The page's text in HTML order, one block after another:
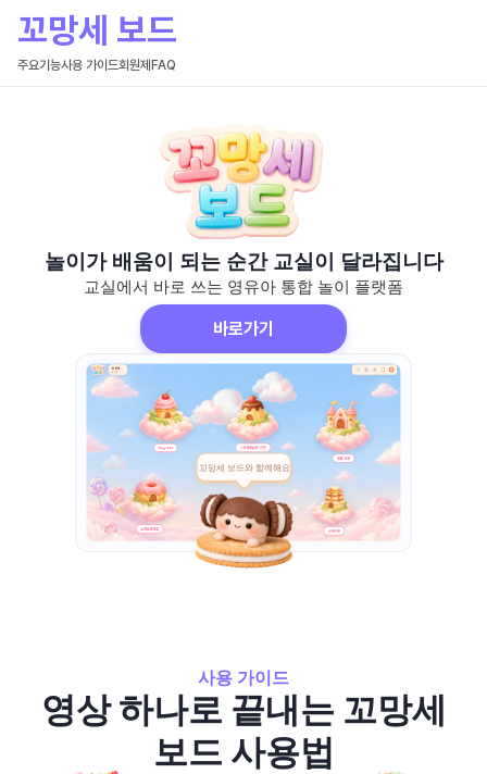
꼬망세 보드
주요기능사용 가이드회원제FAQ
놀이가 배움이 되는 순간 교실이 달라집니다
교실에서 바로 쓰는 영유아 통합 놀이 플랫폼
바로가기
꼬망세 보드와 함께해요
사용 가이드
영상 하나로 끝내는 꼬망세
보드 사용법